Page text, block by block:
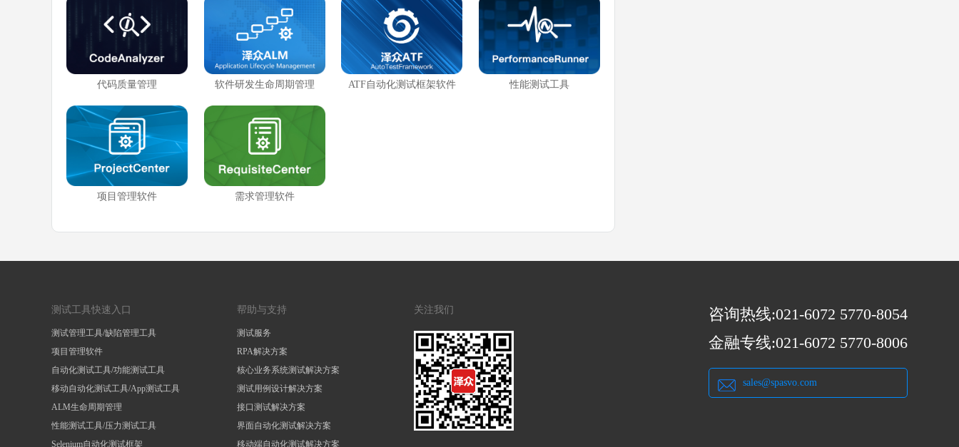
代码质量管理 软件研发生命周期管理 ATF自动化测试框架软件 性能测试工具
项目管理软件 需求管理软件
测试工具快速入口
测试管理工具/缺陷管理工具
项目管理软件
自动化测试工具/功能测试工具
移动自动化测试工具/App测试工具
ALM生命周期管理
性能测试工具/压力测试工具
Selenium自动化测试框架
帮助与支持
测试服务
RPA解决方案
核心业务系统测试解决方案
测试用例设计解决方案
接口测试解决方案
界面自动化测试解决方案
移动端自动化测试解决方案
关注我们
咨询热线:021-6072 5770-8054
金融专线:021-6072 5770-8006
sales@spasvo.com